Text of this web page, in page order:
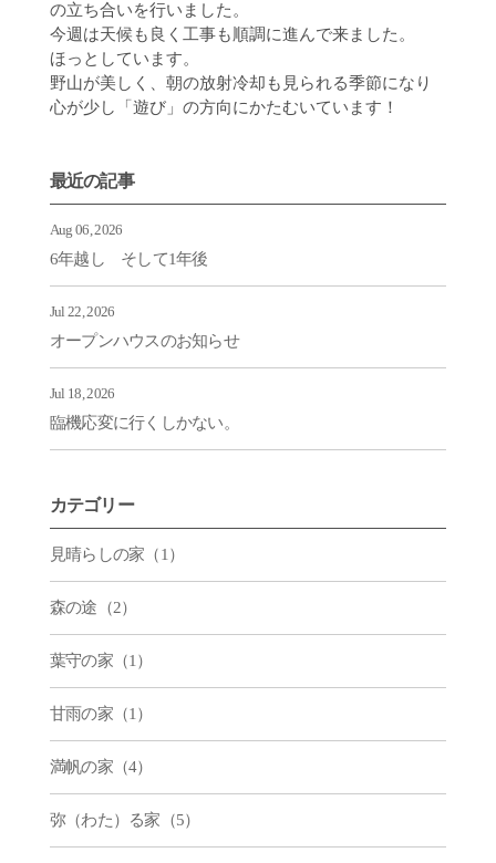
の立ち合いを行いました。
今週は天候も良く工事も順調に進んで来ました。
ほっとしています。
野山が美しく、朝の放射冷却も見られる季節になり
心が少し「遊び」の方向にかたむいています！
最近の記事
Aug 06, 2026
6年越し そして1年後
Jul 22, 2026
オープンハウスのお知らせ
Jul 18, 2026
臨機応変に行くしかない。
カテゴリー
見晴らしの家（1）
森の途（2）
葉守の家（1）
甘雨の家（1）
満帆の家（4）
弥（わた）る家（5）